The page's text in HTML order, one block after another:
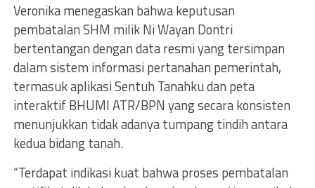
Veronika menegaskan bahwa keputusan
pembatalan SHM milik Ni Wayan Dontri
bertentangan dengan data resmi yang tersimpan
dalam sistem informasi pertanahan pemerintah,
termasuk aplikasi Sentuh Tanahku dan peta
interaktif BHUMI ATR/BPN yang secara konsisten
menunjukkan tidak adanya tumpang tindih antara
kedua bidang tanah.
“Terdapat indikasi kuat bahwa proses pembatalan